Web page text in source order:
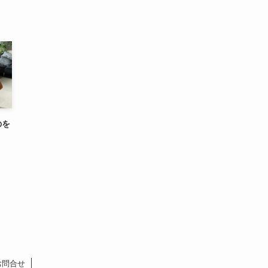
を
問合せ